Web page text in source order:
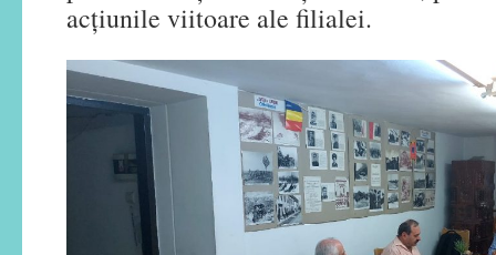
acțiunile viitoare ale filialei.